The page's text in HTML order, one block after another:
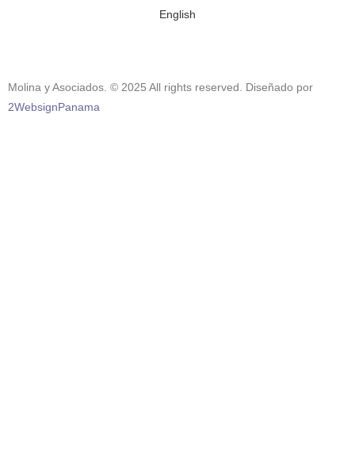
English
Molina y Asociados. © 2025 All rights reserved. Diseñado por
2WebsignPanama